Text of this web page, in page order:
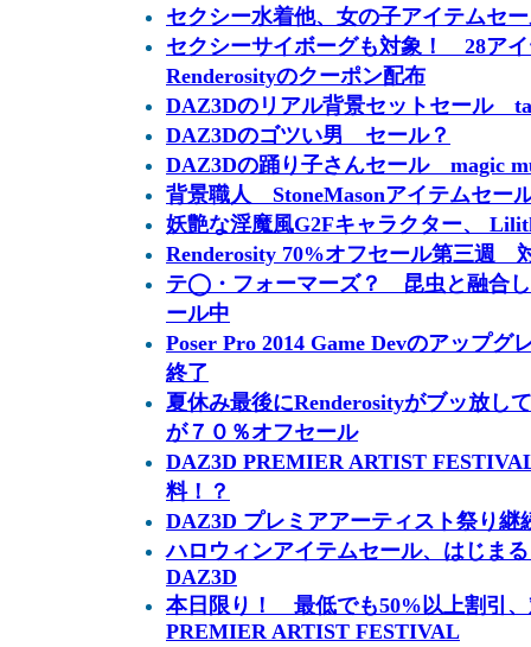
セクシー水着他、女の子アイテムセ
セクシーサイボーグも対象！ 28ア
Renderosityのクーポン配布
DAZ3Dのリアル背景セットセール
DAZ3Dのゴツい男 セール？
DAZ3Dの踊り子さんセール magic
背景職人 StoneMasonアイテムセー
妖艶な淫魔風G2Fキャラクター、
Renderosity 70%オフセール第三週
テ◯・フォーマーズ？ 昆虫と融合し
ール中
Poser Pro 2014 Game Devのアップグ
終了
夏休み最後にRenderosityがブッ放
が７０％オフセール
DAZ3D PREMIER ARTIST
料！？
DAZ3D プレミアアーティスト祭り継
ハロウィンアイテムセール、は
DAZ3D
本日限り！ 最低でも50%以上割引、
PREMIER ARTIST FESTIVAL